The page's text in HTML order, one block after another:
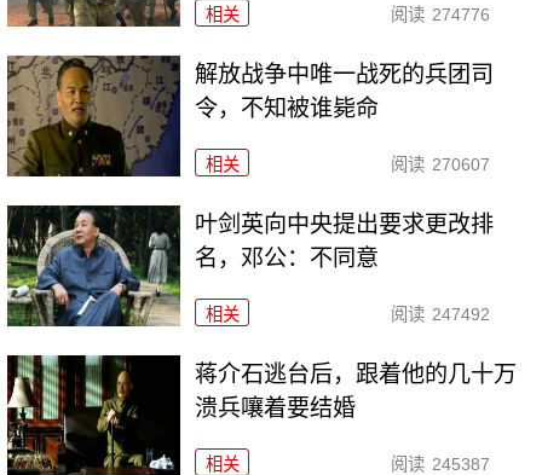
相关 阅读 274776
解放战争中唯一战死的兵团司
令，不知被谁毙命
相关 阅读 270607
叶剑英向中央提出要求更改排
名，邓公：不同意
相关 阅读 247492
蒋介石逃台后，跟着他的几十万
溃兵嚷着要结婚
相关 阅读 245387